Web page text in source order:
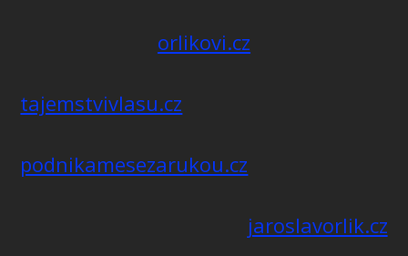
orlikovi.cz
tajemstvivlasu.cz
podnikamesezarukou.cz
jaroslavorlik.cz